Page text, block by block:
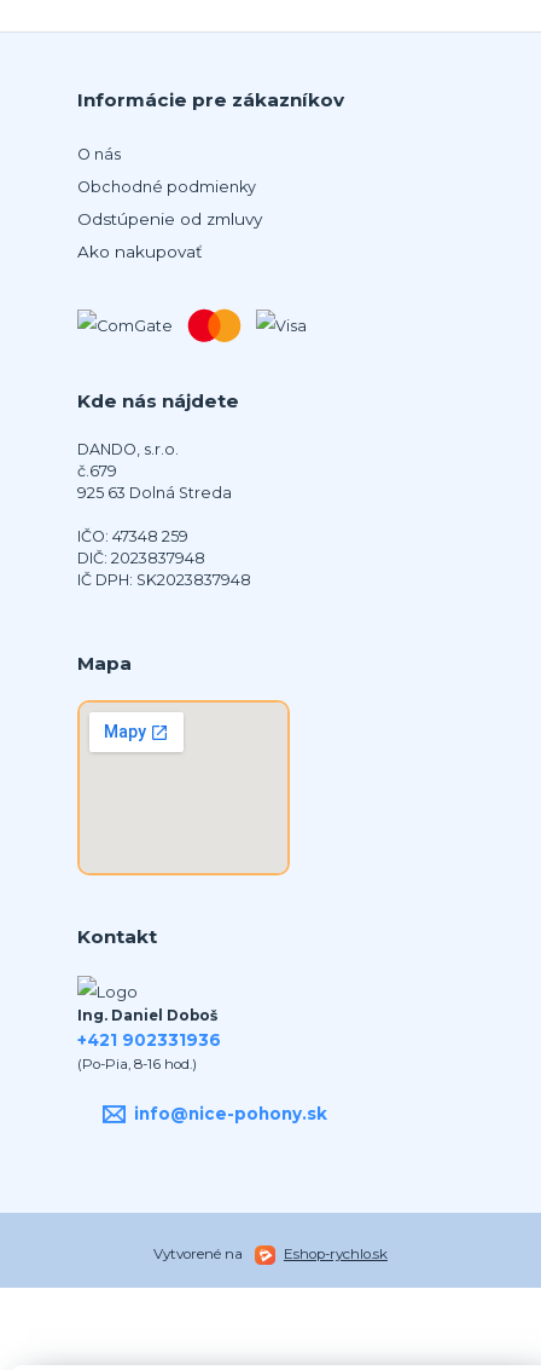
Informácie pre zákazníkov
O nás
Obchodné podmienky
Odstúpenie od zmluvy
Ako nakupovať
Kde nás nájdete
DANDO, s.r.o.
č.679
925 63 Dolná Streda
IČO: 47348 259
DIČ: 2023837948
IČ DPH: SK2023837948
Mapa
Kontakt
Ing. Daniel Doboš
+421 902331936
(Po-Pia, 8-16 hod.)
info@nice-pohony.sk
Vytvorené na Eshop-rychlo.sk